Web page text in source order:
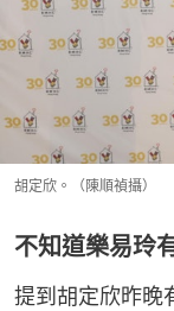
胡定欣。（陳順禎攝）
不知道樂易玲
提到胡定欣昨晚